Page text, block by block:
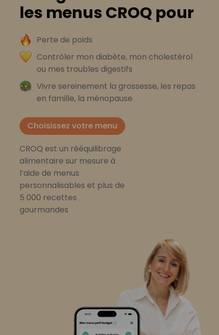
les menus CROQ pour
Perte de poids
Contrôler mon diabète, mon cholestérol
ou mes troubles digestifs
Vivre sereinement la grossesse, les repas
en famille, la ménopause
Choisissez votre menu
CROQ est un rééquilibrage
alimentaire sur mesure à
l’aide de menus
personnalisables et plus de
5 000 recettes
gourmandes